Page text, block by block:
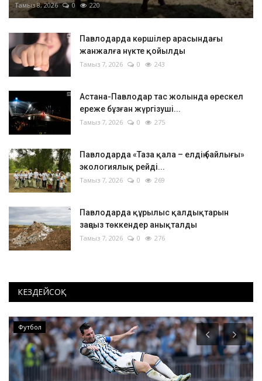
Тамыз 8, 2026 0 220
Павлодарда көршілер арасындағы
жанжалға нүкте қойылды
Тамыз 7, 2026 0 243
Астана-Павлодар тас жолында өрескел
ереже бұзған жүргізуші...
Тамыз 7, 2026 0 275
Павлодарда «Таза қала – елдің байлығы»
экологиялық рейді...
Тамыз 7, 2026 0 269
Павлодарда құрылыс қалдықтарын
заңсыз төккендер анықталды
Тамыз 7, 2026 0 276
КЕЗДЕЙСОҚ
Футбол